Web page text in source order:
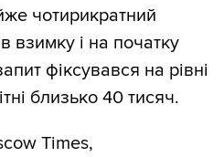
чотирикратний
взимку і на початку
фіксувався на рівні
близько 40 тисяч.
Times,